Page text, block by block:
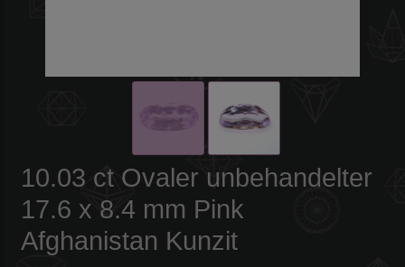
10.03 ct Ovaler unbehandelter
17.6 x 8.4 mm Pink
Afghanistan Kunzit